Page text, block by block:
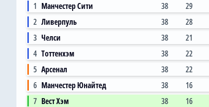
1 Манчестер Сити 38 29
2 Ливерпуль 38 28
3 Челси 38 21
4 Тоттенхэм 38 22
5 Арсенал 38 22
6 Манчестер Юнайтед 38 16
7 Вест Хэм 38 16